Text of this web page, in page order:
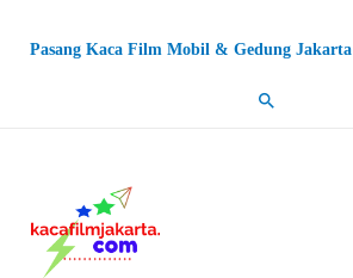
Pasang Kaca Film Mobil & Gedung Jakarta
Search